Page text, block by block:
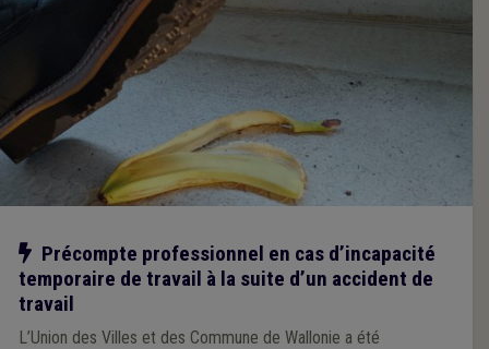
Notre action
Précompte professionnel en cas d’incapacité
temporaire de travail à la suite d’un accident de
travail
L’Union des Villes et des Commune de Wallonie a été